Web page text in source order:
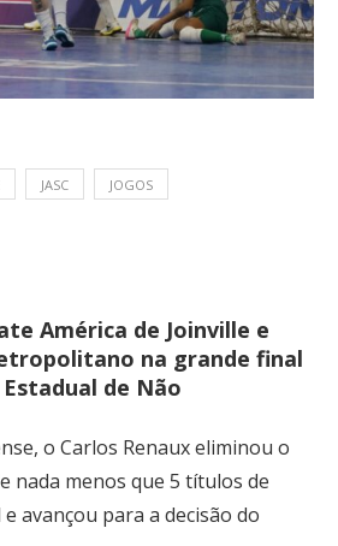
JASC JOGOS
América de Joinville e
na grande final
de Não
o Carlos Renaux eliminou o
nada menos que 5 títulos de
avançou para a decisão do